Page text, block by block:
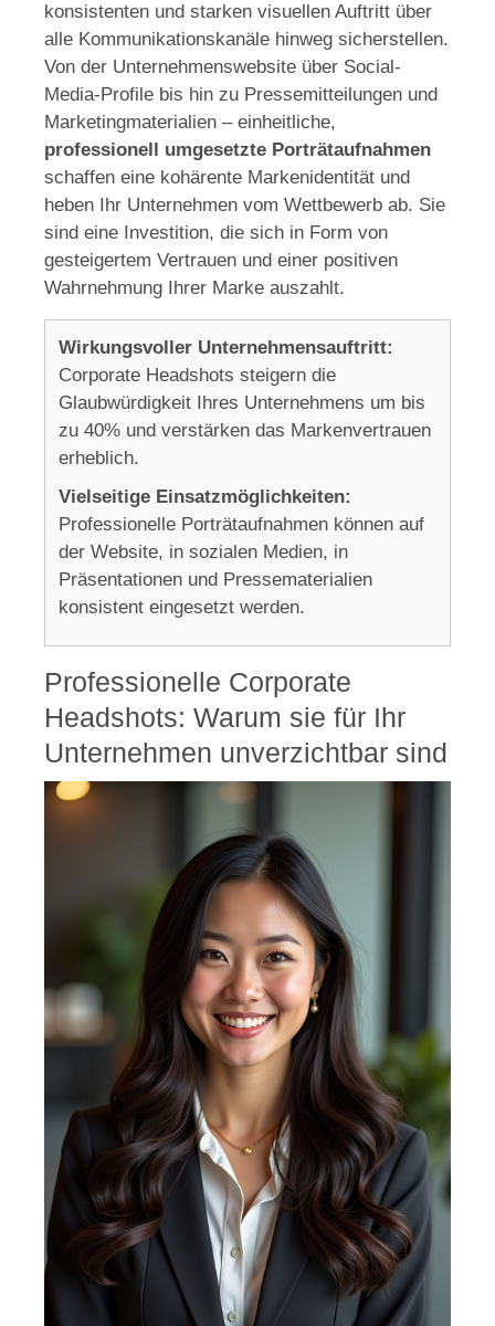
konsistenten und starken visuellen Auftritt über
alle Kommunikationskanäle hinweg sicherstellen.
Von der Unternehmenswebsite über Social-
Media-Profile bis hin zu Pressemitteilungen und
Marketingmaterialien – einheitliche,
professionell umgesetzte Porträtaufnahmen
schaffen eine kohärente Markenidentität und
heben Ihr Unternehmen vom Wettbewerb ab. Sie
sind eine Investition, die sich in Form von
gesteigertem Vertrauen und einer positiven
Wahrnehmung Ihrer Marke auszahlt.
Wirkungsvoller Unternehmensauftritt:
Corporate Headshots steigern die
Glaubwürdigkeit Ihres Unternehmens um bis
zu 40% und verstärken das Markenvertrauen
erheblich.
Vielseitige Einsatzmöglichkeiten:
Professionelle Porträtaufnahmen können auf
der Website, in sozialen Medien, in
Präsentationen und Pressematerialien
konsistent eingesetzt werden.
Professionelle Corporate
Headshots: Warum sie für Ihr
Unternehmen unverzichtbar sind